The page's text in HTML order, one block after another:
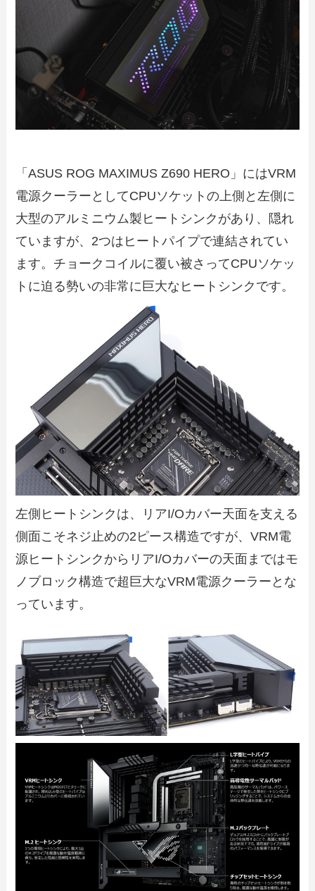
「ASUS ROG MAXIMUS Z690 HERO」にはVRM
電源クーラーとしてCPUソケットの上側と左側に
大型のアルミニウム製ヒートシンクがあり、隠れ
ていますが、2つはヒートパイプで連結されてい
ます。チョークコイルに覆い被さってCPUソケッ
トに迫る勢いの非常に巨大なヒートシンクです。
左側ヒートシンクは、リアI/Oカバー天面を支える
側面こそネジ止めの2ピース構造ですが、VRM電
源ヒートシンクからリアI/Oカバーの天面まではモ
ノブロック構造で超巨大なVRM電源クーラーとな
っています。